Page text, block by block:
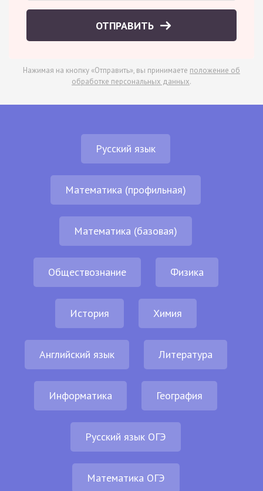
ОТПРАВИТЬ
Нажимая на кнопку «Отправить», вы принимаете положение об
обработке персональных данных.
Русский язык
Математика (профильная)
Математика (базовая)
Обществознание Физика
История Химия
Английский язык Литература
Информатика География
Русский язык ОГЭ
Математика ОГЭ